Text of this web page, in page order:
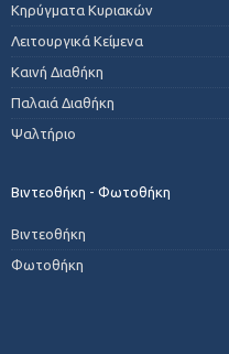
Κηρύγματα Κυριακών
Λειτουργικά Κείμενα
Καινή Διαθήκη
Παλαιά Διαθήκη
Ψαλτήριο
Βιντεοθήκη - Φωτοθήκη
Βιντεοθήκη
Φωτοθήκη